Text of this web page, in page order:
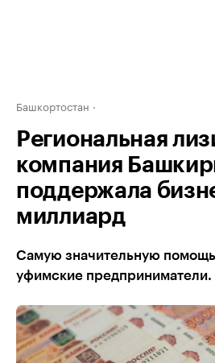
Башкортостан
Региональная
компания
поддержала
миллиард
Самую значительную
уфимские предприниматели.